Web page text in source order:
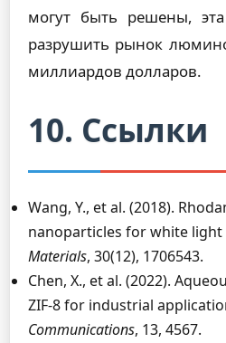
могут быть решены,
разрушить рынок
миллиардов долларов.
10. Ссылки
Wang, Y., et al. (2018).
nanoparticles for white
Materials, 30(12), 1706543.
Chen, X., et al. (2022).
ZIF-8 for industrial
Communications, 13, 4567.